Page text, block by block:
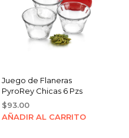
Juego de Flaneras
PyroRey Chicas 6 Pzs
$93.00
AÑADIR AL CARRITO